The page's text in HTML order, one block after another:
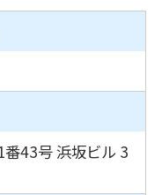
番43号浜坂ビル 3